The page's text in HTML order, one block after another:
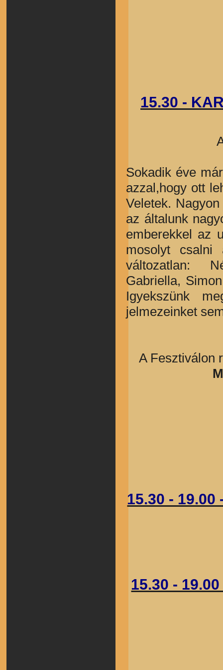
15.30 -
Sokadik éve
azzal,hogy ott
Veletek.
az általunk
emberekkel az
mosolyt csalni
változatlan:
Gabriella,
Igyekszünk
jelmezeinket
A Fesztiválon
15.30 - 19.00
15.30 -